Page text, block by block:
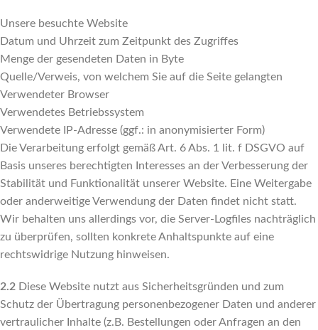
Unsere besuchte Website
Datum und Uhrzeit zum Zeitpunkt des Zugriffes
Menge der gesendeten Daten in Byte
Quelle/Verweis, von welchem Sie auf die Seite gelangten
Verwendeter Browser
Verwendetes Betriebssystem
Verwendete IP-Adresse (ggf.: in anonymisierter Form)
Die Verarbeitung erfolgt gemäß Art. 6 Abs. 1 lit. f DSGVO auf
Basis unseres berechtigten Interesses an der Verbesserung der
Stabilität und Funktionalität unserer Website. Eine Weitergabe
oder anderweitige Verwendung der Daten findet nicht statt.
Wir behalten uns allerdings vor, die Server-Logfiles nachträglich
zu überprüfen, sollten konkrete Anhaltspunkte auf eine
rechtswidrige Nutzung hinweisen.
2.2 Diese Website nutzt aus Sicherheitsgründen und zum
Schutz der Übertragung personenbezogener Daten und anderer
vertraulicher Inhalte (z.B. Bestellungen oder Anfragen an den